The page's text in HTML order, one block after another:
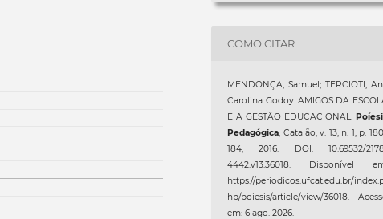
COMO CITAR
MENDONÇA, Samuel; TERCIOTI,
Carolina Godoy. AMIGOS DA
E A GESTÃO EDUCACIONAL.
Pedagógica, Catalão, v. 13, n. 1, p.
184, 2016. DOI: 10.69532/
4442.v13.36018. Disponível
https://periodicos.ufcat.edu.br/
hp/poiesis/article/view/36018.
em: 6 ago. 2026.